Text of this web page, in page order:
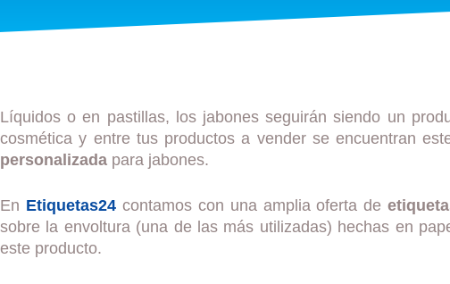
Líquidos o en pastillas, los jabones seguirán siendo un
cosmética y entre tus productos a vender se encuentran
personalizada para jabones.
En Etiquetas24contamos con una amplia oferta de
sobre la envoltura (una de las más utilizadas) hechas en
este producto.